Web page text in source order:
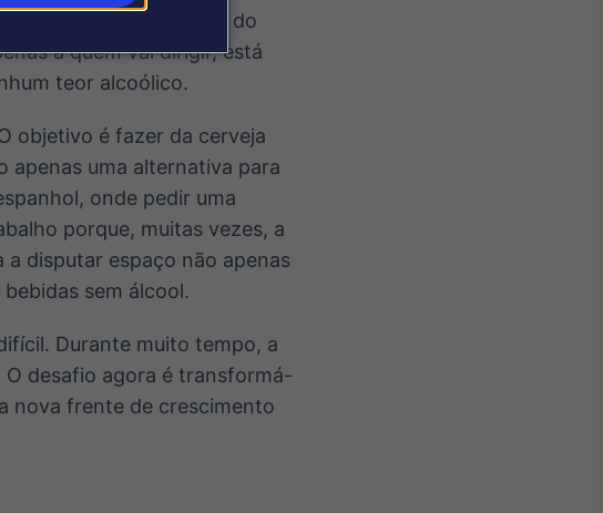
se a percepção do
a quem vai dirigir, está
teor alcoólico.
objetivo é fazer da cerveja
apenas uma alternativa para
onde pedir uma
porque, muitas vezes, a
a disputar espaço não apenas
sem álcool.
Durante muito tempo, a
desafio agora é transformá-
nova frente de crescimento